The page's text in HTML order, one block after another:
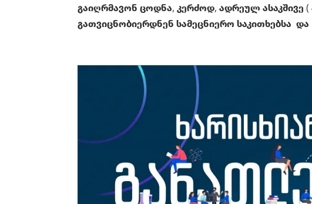
გაიღრმავონ ცოდნა, კერძოდ, ადრეულ ასაკშივე
გათვიცნობიერდნენ სამეცნიერო საკითხებსა